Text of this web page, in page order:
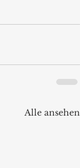
Alle ansehen